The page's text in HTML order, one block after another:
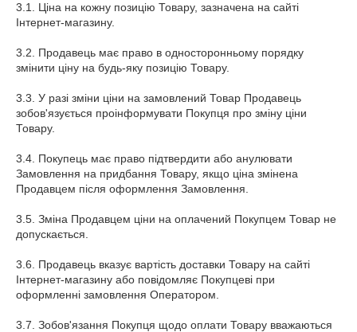
3.1. Ціна на кожну позицію Товару, зазначена на сайті
Інтернет-магазину.
3.2. Продавець має право в односторонньому порядку
змінити ціну на будь-яку позицію Товару.
3.3. У разі зміни ціни на замовлений Товар Продавець
зобов'язується проінформувати Покупця про зміну ціни
Товару.
3.4. Покупець має право підтвердити або анулювати
Замовлення на придбання Товару, якщо ціна змінена
Продавцем після оформлення Замовлення.
3.5. Зміна Продавцем ціни на оплачений Покупцем Товар не
допускається.
3.6. Продавець вказує вартість доставки Товару на сайті
Інтернет-магазину або повідомляє Покупцеві при
оформленні замовлення Оператором.
3.7. Зобов'язання Покупця щодо оплати Товару вважаються